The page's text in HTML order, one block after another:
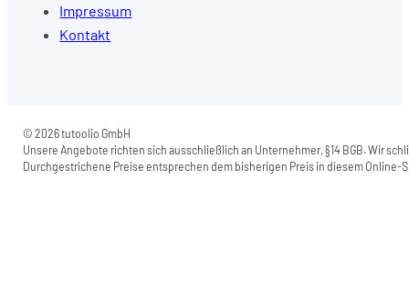
Impressum
Kontakt
© 2026 tutoolio GmbH
Unsere Angebote richten sich ausschließlich an Unternehmer, §14 BGB. Wir
Durchgestrichene Preise entsprechen dem bisherigen Preis in diesem